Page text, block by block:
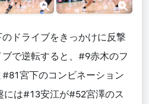
ドライブをきっかけに反撃
で逆転すると、#9赤木のフ
宮下のコンビネーション
には#13安江が#52宮澤のス